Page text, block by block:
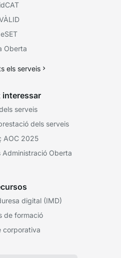
idCAT
eSET
Oberta
els serveis
interessar
serveis
dels serveis
AOC 2025
Administració Oberta
digital (IMD)
de formació
corporativa